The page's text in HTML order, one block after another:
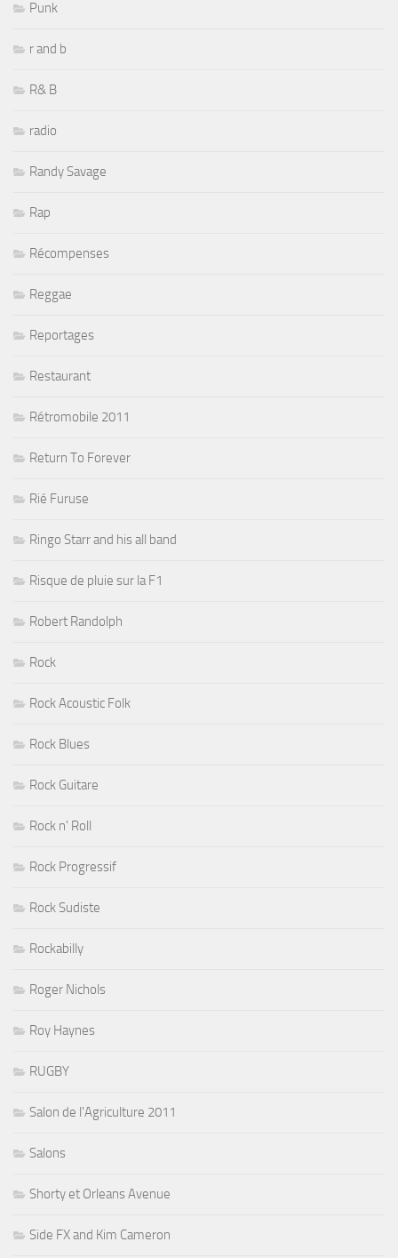
Punk
r and b
R& B
radio
Randy Savage
Rap
Récompenses
Reggae
Reportages
Restaurant
Rétromobile 2011
Return To Forever
Rié Furuse
Ringo Starr and his all band
Risque de pluie sur la F1
Robert Randolph
Rock
Rock Acoustic Folk
Rock Blues
Rock Guitare
Rock n' Roll
Rock Progressif
Rock Sudiste
Rockabilly
Roger Nichols
Roy Haynes
RUGBY
Salon de l'Agriculture 2011
Salons
Shorty et Orleans Avenue
Side FX and Kim Cameron